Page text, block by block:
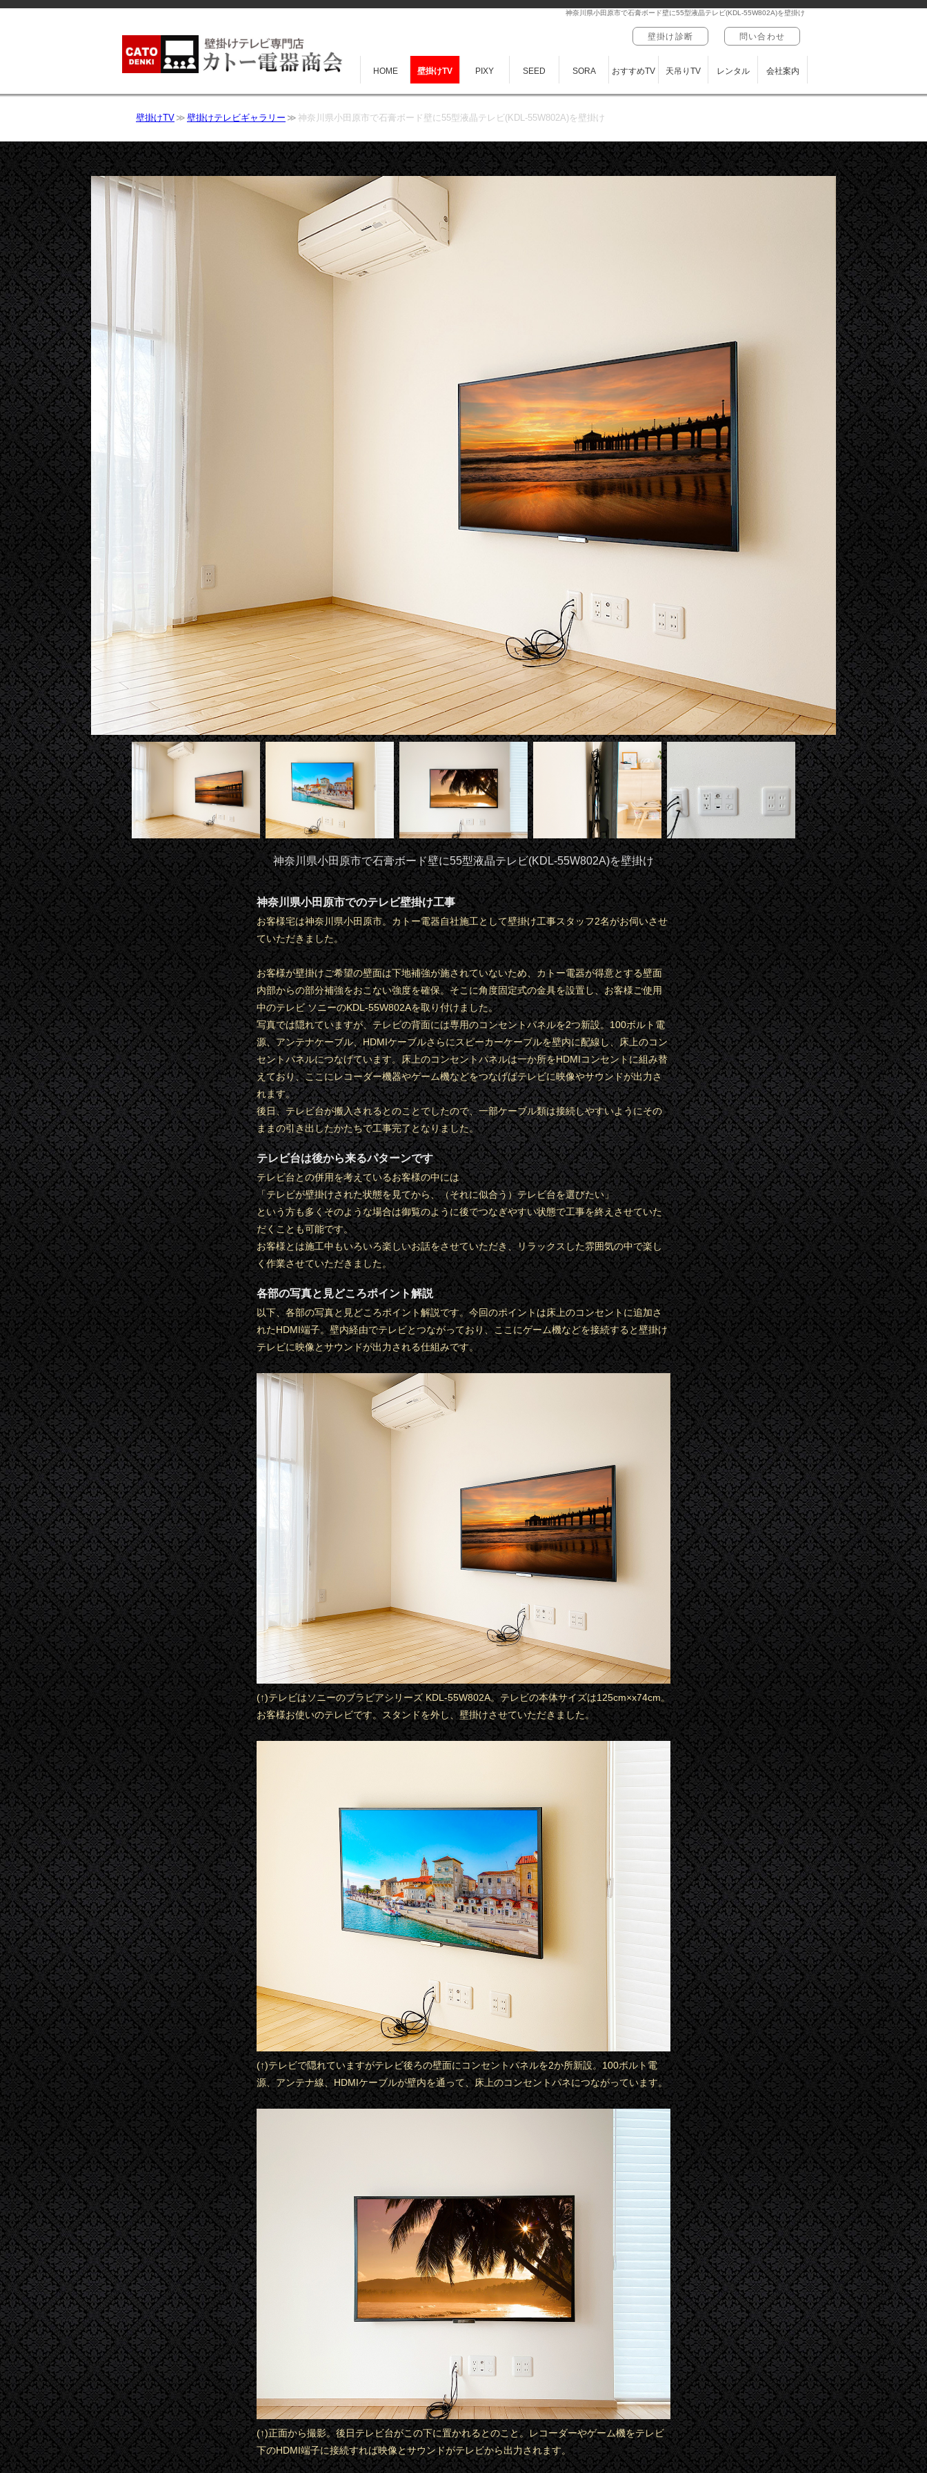
神奈川県小田原市で石膏ボード壁に55型液晶テレビ(KDL-55W802A)を壁掛け
壁掛け診断 問い合わせ
HOME 壁掛けTV PIXY SEED SORA おすすめTV 天吊りTV レンタル 会社案内
壁掛けTV 壁掛けテレビギャラリー 神奈川県小田原市で石膏ボード壁に55型液晶テレビ(KDL-55W802A)を壁掛け
神奈川県小田原市で石膏ボード壁に55型液晶テレビ(KDL-55W802A)を壁掛け
神奈川県小田原市でのテレビ壁掛け工事
お客様宅は神奈川県小田原市。カトー電器自社施工として壁掛け工事スタッフ2名がお伺いさせ
ていただきました。
お客様が壁掛けご希望の壁面は下地補強が施されていないため、カトー電器が得意とする壁面
内部からの部分補強をおこない強度を確保。そこに角度固定式の金具を設置し、お客様ご使用
中のテレビ ソニーのKDL-55W802Aを取り付けました。
写真では隠れていますが、テレビの背面には専用のコンセントパネルを2つ新設。100ボルト電
源、アンテナケーブル、HDMIケーブルさらにスピーカーケーブルを壁内に配線し、床上のコン
セントパネルにつなげています。床上のコンセントパネルは一か所をHDMIコンセントに組み替
えており、ここにレコーダー機器やゲーム機などをつなげばテレビに映像やサウンドが出力さ
れます。
後日、テレビ台が搬入されるとのことでしたので、一部ケーブル類は接続しやすいようにその
ままの引き出したかたちで工事完了となりました。
テレビ台は後から来るパターンです
テレビ台との併用を考えているお客様の中には
「テレビが壁掛けされた状態を見てから、（それに似合う）テレビ台を選びたい」
という方も多くそのような場合は御覧のように後でつなぎやすい状態で工事を終えさせていた
だくことも可能です。
お客様とは施工中もいろいろ楽しいお話をさせていただき、リラックスした雰囲気の中で楽し
く作業させていただきました。
各部の写真と見どころポイント解説
以下、各部の写真と見どころポイント解説です。今回のポイントは床上のコンセントに追加さ
れたHDMI端子。壁内経由でテレビとつながっており、ここにゲーム機などを接続すると壁掛け
テレビに映像とサウンドが出力される仕組みです。
(↑)テレビはソニーのブラビアシリーズ KDL-55W802A。テレビの本体サイズは125cm×x74cm。
お客様お使いのテレビです。スタンドを外し、壁掛けさせていただきました。
(↑)テレビで隠れていますがテレビ後ろの壁面にコンセントパネルを2か所新設。100ボルト電
源、アンテナ線、HDMIケーブルが壁内を通って、床上のコンセントパネにつながっています。
(↑)正面から撮影。後日テレビ台がこの下に置かれるとのこと。レコーダーやゲーム機をテレビ
下のHDMI端子に接続すれば映像とサウンドがテレビから出力されます。